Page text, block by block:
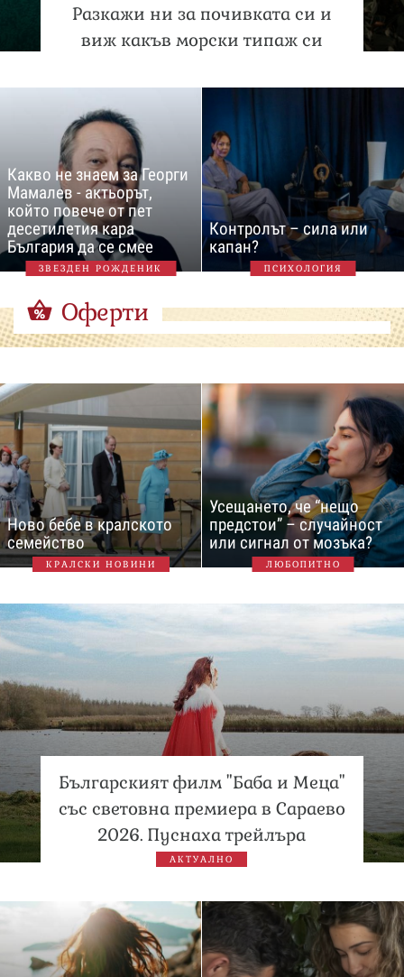
Разкажи ни за почивката си и
виж какъв морски типаж си
Какво не знаем за Георги
Мамалев - актьорът,
който повече от пет
десетилетия кара
България да се смее
ЗВЕЗДЕН РОЖДЕНИК
Контролът – сила или
капан?
ПСИХОЛОГИЯ
Оферти
Ново бебе в кралското
семейство
КРАЛСКИ НОВИНИ
Усещането, че “нещо
предстои” – случайност
или сигнал от мозъка?
ЛЮБОПИТНО
Българският филм "Баба и Меца"
със световна премиера в Сараево
2026. Пуснаха трейлъра
АКТУАЛНО